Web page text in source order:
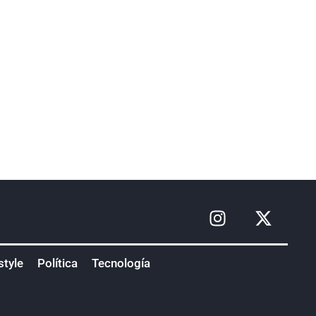
Política Tecnología